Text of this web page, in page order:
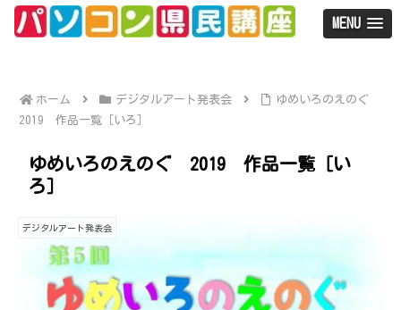
MENU
ホーム デジタルアート発表会
ゆめいろのえのぐ
2019 作品一覧［いろ］
ゆめいろのえのぐ 2019 作品一覧［い
ろ］
デジタルアート発表会